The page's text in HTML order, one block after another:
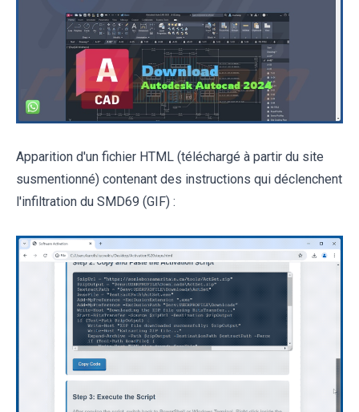
Apparition d'un fichier HTML (téléchargé à partir du site
susmentionné) contenant des instructions qui déclenchent
l'infiltration du SMD69 (GIF) :